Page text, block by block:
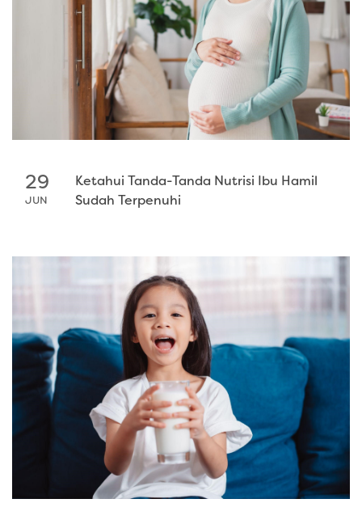
29
JUN
Ketahui Tanda-Tanda Nutrisi Ibu Hamil
Sudah Terpenuhi